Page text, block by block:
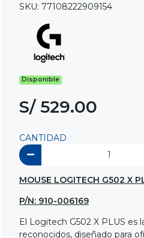
SKU: 77108222909154
Disponible
S/ 529.00
CANTIDAD
MOUSE LOGITECH G502 X
P/N: 910-006169
El Logitech G502 X PLUS
reconocidos, diseñado para